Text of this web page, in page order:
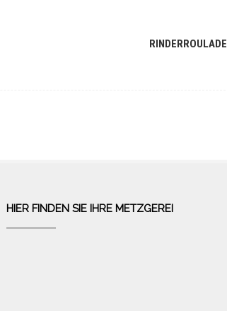
RINDERROULADE
HIER FINDEN SIE IHRE METZGEREI